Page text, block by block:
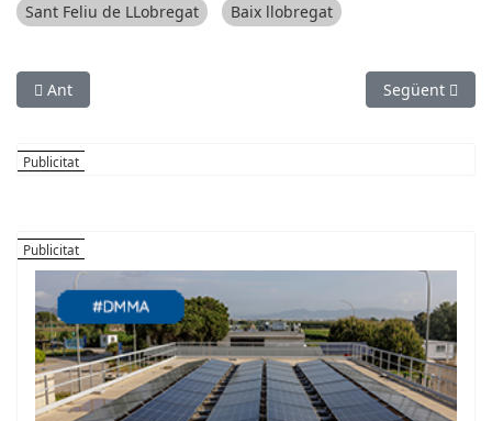
Sant Feliu de LLobregat Baix llobregat
Article anterior: El Parc Agrari engega la campanya
Ant Article
Següent